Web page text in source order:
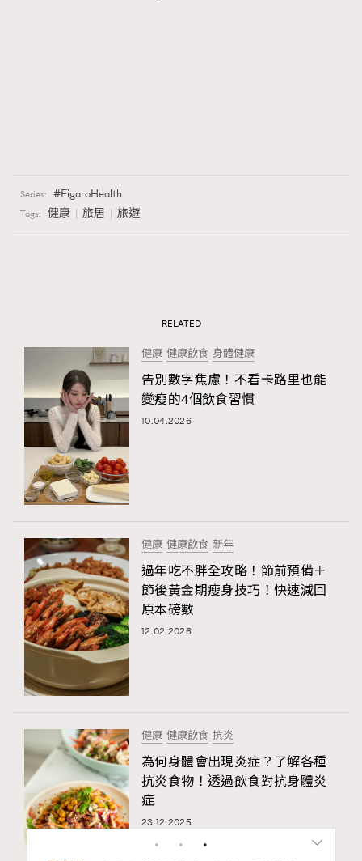
Series: FigaroHealth
Tags: 健康 旅居 旅遊
RELATED
健康 健康飲食 身體健康
告別數字焦慮！不看卡路里也能
變瘦的4個飲食習慣
10.04.2026
健康 健康飲食 新年
過年吃不胖全攻略！節前預備＋
節後黃金期瘦身技巧！快速減回
原本磅數
12.02.2026
健康 健康飲食 抗炎
為何身體會出現炎症？了解各種
抗炎食物！透過飲食對抗身體炎
症
23.12.2025